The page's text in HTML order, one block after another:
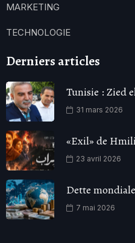
MARKETING
TECHNOLOGIE
Derniers articles
Tunisie : Zied
31 mars 2026
«Exil» de
23 avril 2026
Dette
7 mai 2026